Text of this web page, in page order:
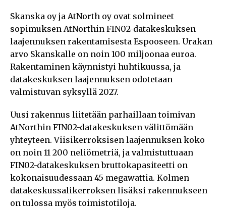
Skanska oy ja AtNorth oy ovat solmineet
sopimuksen AtNorthin FIN02-datakeskuksen
laajennuksen rakentamisesta Espooseen. Urakan
arvo Skanskalle on noin 100 miljoonaa euroa.
Rakentaminen käynnistyi huhtikuussa, ja
datakeskuksen laajennuksen odotetaan
valmistuvan syksyllä 2027.
Uusi rakennus liitetään parhaillaan toimivan
AtNorthin FIN02-datakeskuksen välittömään
yhteyteen. Viisikerroksisen laajennuksen koko
on noin 11 200 neliömetriä, ja valmistuttuaan
FIN02-datakeskuksen bruttokapasiteetti on
kokonaisuudessaan 45 megawattia. Kolmen
datakeskussalikerroksen lisäksi rakennukseen
on tulossa myös toimistotiloja.